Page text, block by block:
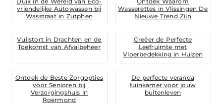
vriendelijke Autowassen bij
Wasstraat in Zutphen
Wasserettes in Vlissingen De
Nieuwe Trend Zijn
Vuilstort in Drachten en de
Toekomst van Afvalbeheer
Creëer de Perfecte
Leefruimte met
Vloerbedekking in Huizen
Ontdek de Beste Zorgopties
voor Senioren bij
Verzorgingshuis in
Roermond
De perfecte veranda
tuinkamer voor jouw
buitenleven